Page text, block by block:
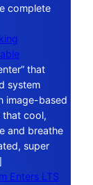
complete
that
system
image-based
that cool,
and breathe
super
Enters LTS